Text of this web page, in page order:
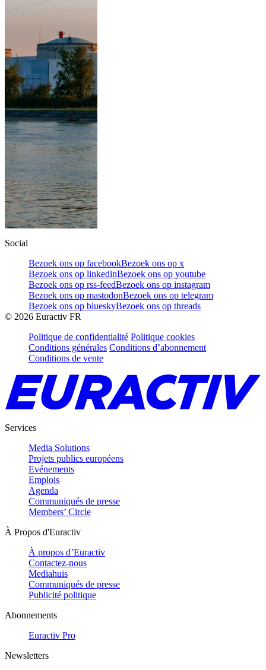
Social
Bezoek ons op facebookBezoek ons op x
Bezoek ons op linkedinBezoek ons op youtube
Bezoek ons op rss-feedBezoek ons op instagram
Bezoek ons op mastodonBezoek ons op telegram
Bezoek ons op blueskyBezoek ons op threads
© 2026 Euractiv FR
Politique de confidentialité Politique cookies
Conditions générales Conditions d’abonnement
Conditions de vente
Services
Media Solutions
Projets publics européens
Evénements
Emplois
Agenda
Communiqués de presse
Members’ Circle
À Propos d'Euractiv
À propos d’Euractiv
Contactez-nous
Mediahuis
Communiqués de presse
Publicité politique
Abonnements
Euractiv Pro
Newsletters